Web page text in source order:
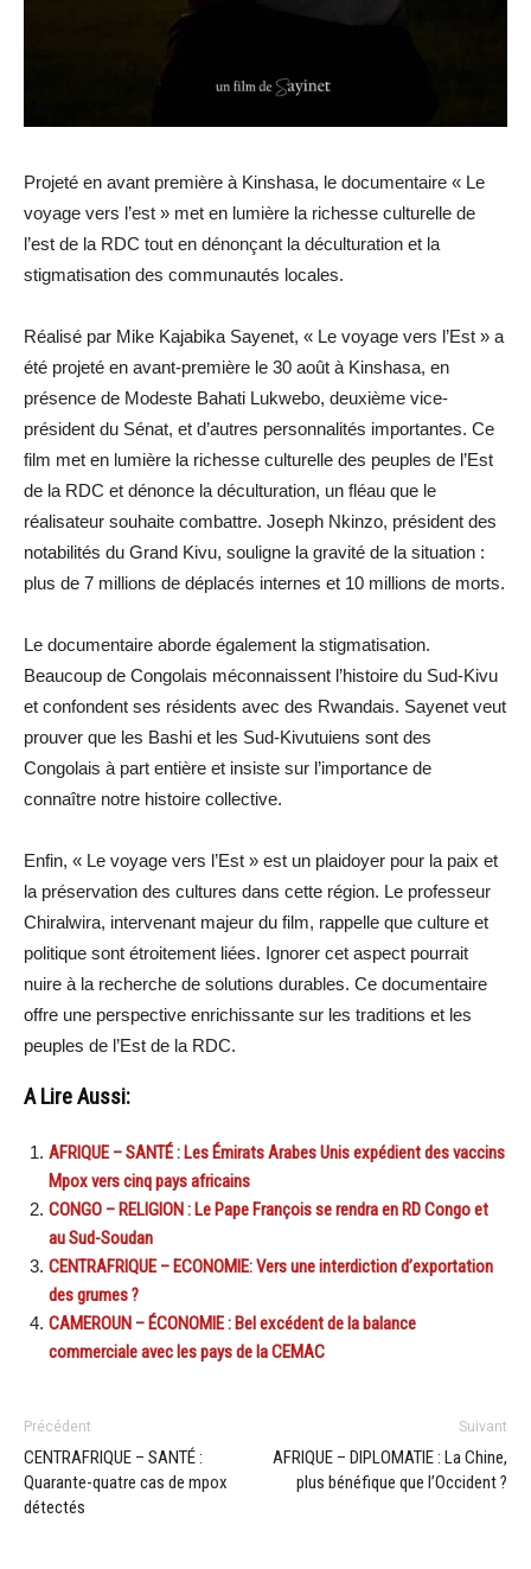
Projeté en avant première à Kinshasa, le documentaire « Le
voyage vers l’est » met en lumière la richesse culturelle de
l’est de la RDC tout en dénonçant la déculturation et la
stigmatisation des communautés locales.
Réalisé par Mike Kajabika Sayenet, « Le voyage vers l’Est » a
été projeté en avant-première le 30 août à Kinshasa, en
présence de Modeste Bahati Lukwebo, deuxième vice-
président du Sénat, et d’autres personnalités importantes. Ce
film met en lumière la richesse culturelle des peuples de l’Est
de la RDC et dénonce la déculturation, un fléau que le
réalisateur souhaite combattre. Joseph Nkinzo, président des
notabilités du Grand Kivu, souligne la gravité de la situation :
plus de 7 millions de déplacés internes et 10 millions de morts.
Le documentaire aborde également la stigmatisation.
Beaucoup de Congolais méconnaissent l’histoire du Sud-Kivu
et confondent ses résidents avec des Rwandais. Sayenet veut
prouver que les Bashi et les Sud-Kivutuiens sont des
Congolais à part entière et insiste sur l’importance de
connaître notre histoire collective.
Enfin, « Le voyage vers l’Est » est un plaidoyer pour la paix et
la préservation des cultures dans cette région. Le professeur
Chiralwira, intervenant majeur du film, rappelle que culture et
politique sont étroitement liées. Ignorer cet aspect pourrait
nuire à la recherche de solutions durables. Ce documentaire
offre une perspective enrichissante sur les traditions et les
peuples de l’Est de la RDC.
A Lire Aussi:
AFRIQUE – SANTÉ : Les Émirats Arabes Unis expédient des vaccins
Mpox vers cinq pays africains
CONGO – RELIGION : Le Pape François se rendra en RD Congo et
au Sud-Soudan
CENTRAFRIQUE – ECONOMIE: Vers une interdiction d’exportation
des grumes ?
CAMEROUN – ÉCONOMIE : Bel excédent de la balance
commerciale avec les pays de la CEMAC
Précédent
CENTRAFRIQUE – SANTÉ :
Quarante-quatre cas de mpox
détectés
Suivant
AFRIQUE – DIPLOMATIE : La Chine,
plus bénéfique que l’Occident ?